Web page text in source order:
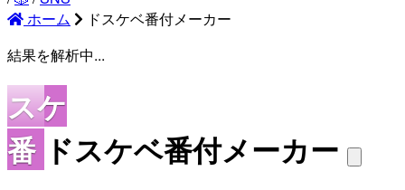
ホーム
ドスケベ番付メーカー
結果を解析中...
スケ
番 ドスケベ番付メーカー